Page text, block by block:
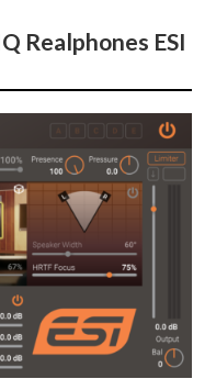
Realphones ESI